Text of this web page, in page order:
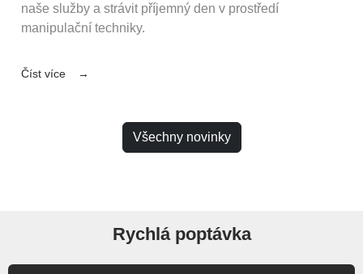
naše služby a strávit příjemný den v prostředí
manipulační techniky.
Číst více
Všechny novinky
Rychlá poptávka